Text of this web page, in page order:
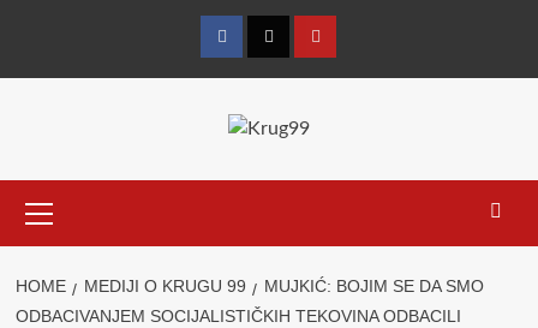
FacebookTwitterYouTube
Menu
HOME MEDIJI O KRUGU 99
MUJKIĆ: BOJIM SE DA SMO
ODBACIVANJEM SOCIJALISTIČKIH TEKOVINA ODBACILI